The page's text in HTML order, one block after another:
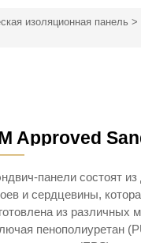
изоляционная панель >
Approved
панели состоят
и сердцевины,
из различных
пенополиуретан